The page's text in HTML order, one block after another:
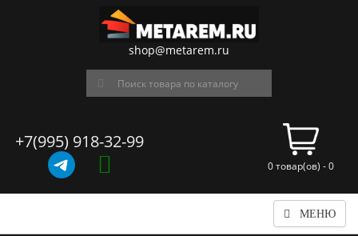
shop@metarem.ru
+7(995) 918-32-99
0 товар(ов) - 0
МЕНЮ